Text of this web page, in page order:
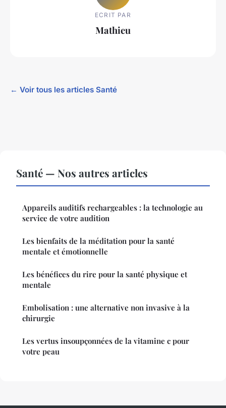
ECRIT PAR
Mathieu
← Voir tous les articles Santé
Santé — Nos autres articles
Appareils auditifs rechargeables : la technologie au
service de votre audition
Les bienfaits de la méditation pour la santé
mentale et émotionnelle
Les bénéfices du rire pour la santé physique et
mentale
Embolisation : une alternative non invasive à la
chirurgie
Les vertus insoupçonnées de la vitamine c pour
votre peau